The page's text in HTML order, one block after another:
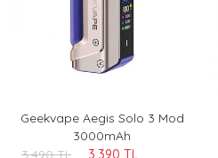
Geekvape Aegis Solo 3 Mod
3000mAh
3.490 TL
3.390 TL